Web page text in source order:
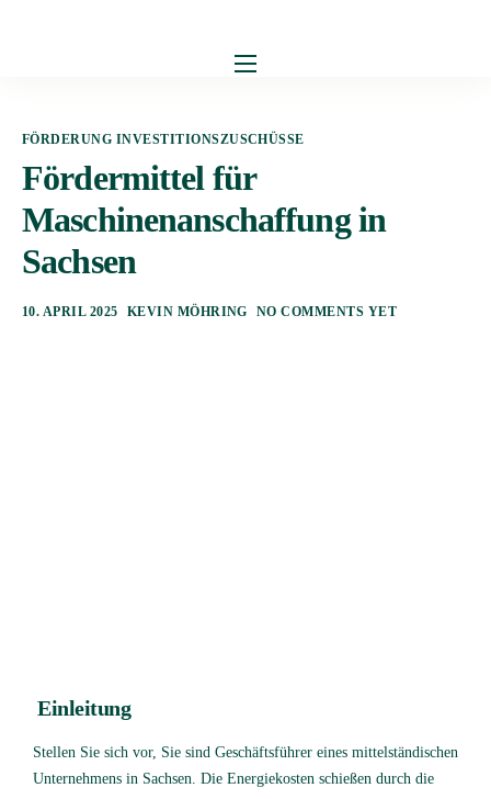
Personal
Investitionszuschüsse
Innovationszuschüsse
FÖRDERUNG INVESTITIONSZUSCHÜSSE
Fördermittel für
Maschinenanschaffung in
Sachsen
10. APRIL 2025 KEVIN MÖHRING NO COMMENTS YET
Einleitung
Stellen Sie sich vor, Sie sind Geschäftsführer eines mittelständischen
Unternehmens in Sachsen. Die Energiekosten schießen durch die